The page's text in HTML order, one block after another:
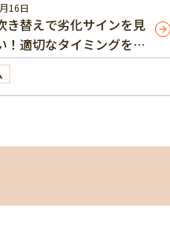
16日
き替えで劣化サインを見
！適切なタイミングを解